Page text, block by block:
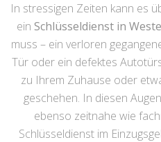
In stressigen Zeiten kann es
ein Schlüsseldienst in
muss – ein verloren
Tür oder ein defektes
zu Ihrem Zuhause oder
geschehen. In diesen
ebenso zeitnahe wie
Schlüsseldienst im